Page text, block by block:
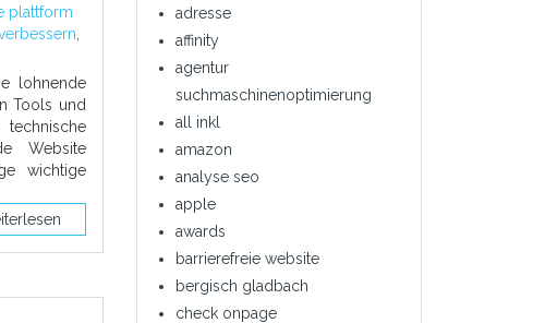
plattform
lohnende
Tools und
Website
wichtige
adresse
affinity
agentur
suchmaschinenoptimierung
all inkl
amazon
analyse seo
apple
awards
barrierefreie website
bergisch gladbach
check onpage